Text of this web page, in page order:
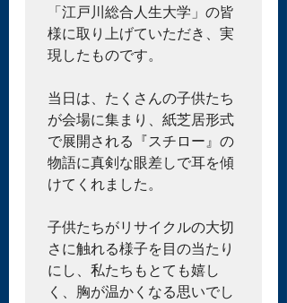
「江戸川総合人生大学」の皆
様に取り上げていただき、実
現したものです。
当日は、たくさんの子供たち
が会場に集まり、紙芝居形式
で展開される『スチロー』の
物語に真剣な眼差しで耳を傾
けてくれました。
子供たちがリサイクルの大切
さに触れる様子を目の当たり
にし、私たちもとても嬉し
く、胸が温かくなる思いでし